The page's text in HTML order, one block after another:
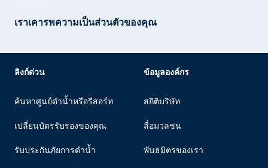
เราเคารพความเป็นส่วนตัวของคุณ
ลิงก์ด่วน
ค้นหาศูนย์ดำน้ำหรือรีสอร์ท
เปลี่ยนบัตรรับรองของคุณ
รับประกันภัยการดำน้ำ
ข้อมูลองค์กร
สถิติบริษัท
สื่อมวลชน
พันธมิตรของเรา